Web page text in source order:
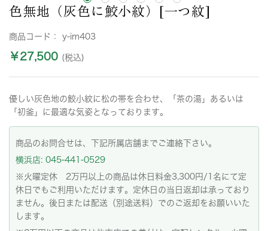
色無地（灰色に鮫小紋）[一つ紋]
商品コード： y-im403
￥27,500 (税込)
優しい灰色地の鮫小紋に松の帯を合わせ、「茶の湯」あるいは
「初釜」に最適な気姿となっております。
商品のお問合せは、下記所属店舗までご連絡下さい。
横浜店: 045-441-0529
※火曜定休 2万円以上の商品は休日料金3,300円/1名にて定
休日でもご利用いただけます。定休日の当日返却は承っており
ません。後日または配送（別途送料）でのご返却をお願いいた
します。